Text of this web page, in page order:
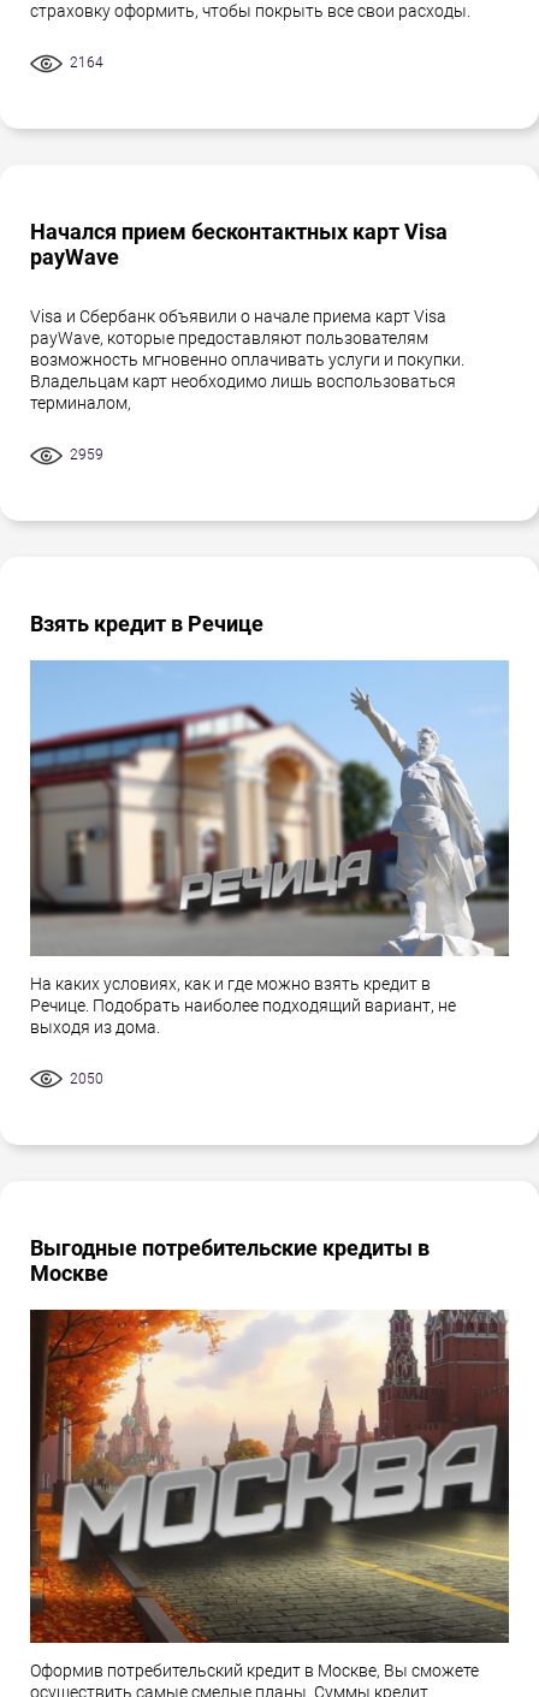
страховку оформить, чтобы покрыть все свои расходы.
2164
Начался прием бесконтактных карт Visa
payWave
Visa и Сбербанк объявили о начале приема карт Visa
payWave, которые предоставляют пользователям
возможность мгновенно оплачивать услуги и покупки.
Владельцам карт необходимо лишь воспользоваться
терминалом,
2959
Взять кредит в Речице
На каких условиях, как и где можно взять кредит в
Речице. Подобрать наиболее подходящий вариант, не
выходя из дома.
2050
Выгодные потребительские кредиты в
Москве
Оформив потребительский кредит в Москве, Вы сможете
осуществить самые смелые планы. Суммы кредит